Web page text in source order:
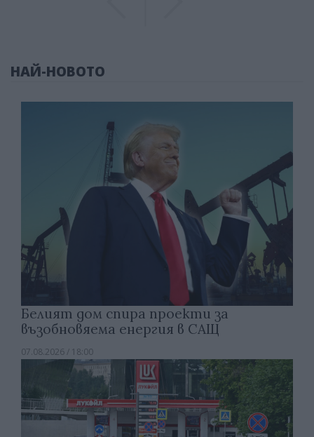
НАЙ-НОВОТО
Белият дом спира проекти за
възобновяема енергия в САЩ
07.08.2026 / 18:00